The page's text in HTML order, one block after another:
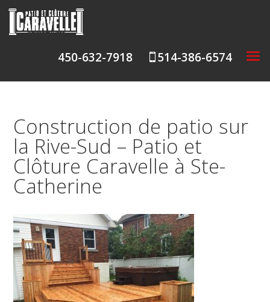
450-632-7918  514-386-6574
Construction de patio sur
la Rive-Sud – Patio et
Clôture Caravelle à Ste-
Catherine